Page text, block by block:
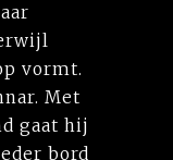
vormt.
Met
gaat hij
bord